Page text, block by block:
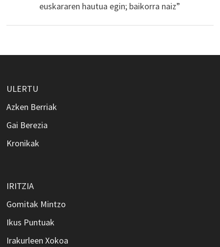
euskararen hautua egin; baikorra naiz”
ULERTU
Azken Berriak
Gai Berezia
Kronikak
IRITZIA
Gomitak Mintzo
Ikus Puntuak
Irakurleen Xokoa